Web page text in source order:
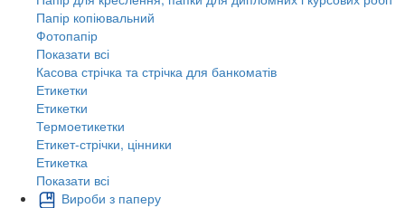
Папір копіювальний
Фотопапір
Показати всі
Касова стрічка та стрічка для банкоматів
Етикетки
Етикетки
Термоетикетки
Етикет-стрічки, цінники
Етикетка
Показати всі
Вироби з паперу